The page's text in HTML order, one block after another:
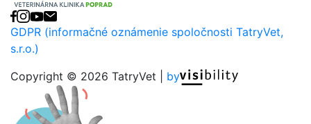
Facebook
Instagram
YouTube
E-mail
GDPR (informačné oznámenie spoločnosti TatryVet,
s.r.o.)
Copyright © 2026 TatryVet | by